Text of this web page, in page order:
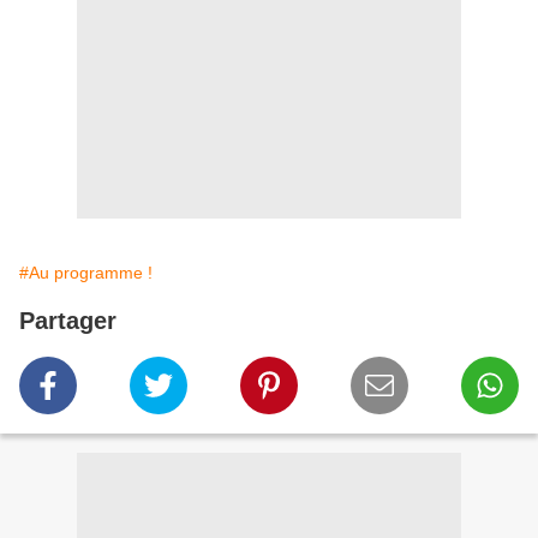
#Au programme !
Partager